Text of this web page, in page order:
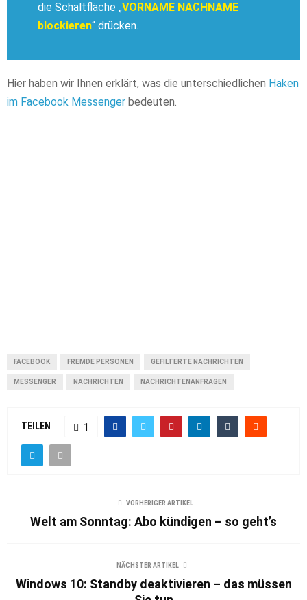
die Schaltfläche „VORNAME NACHNAME
blockieren“ drücken.
Hier haben wir Ihnen erklärt, was die unterschiedlichen Haken
im Facebook Messenger bedeuten.
FACEBOOK FREMDE PERSONEN GEFILTERTE NACHRICHTEN
MESSENGER NACHRICHTEN NACHRICHTENANFRAGEN
TEILEN 1
VORHERIGER ARTIKEL
Welt am Sonntag: Abo kündigen – so geht’s
NÄCHSTER ARTIKEL
Windows 10: Standby deaktivieren – das müssen